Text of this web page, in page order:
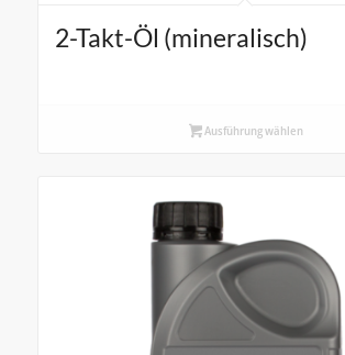
2-Takt-Öl (mineralisch)
Ausführung wählen